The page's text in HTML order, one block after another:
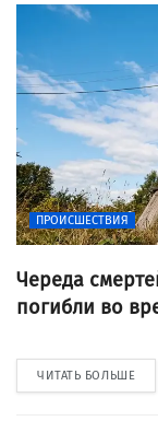
ПРОИСШЕСТВИЯ
Череда
погибли во
ЧИТАТЬ БОЛЬШЕ